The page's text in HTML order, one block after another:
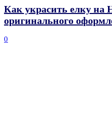
Как украсить елку на
оригинального
0